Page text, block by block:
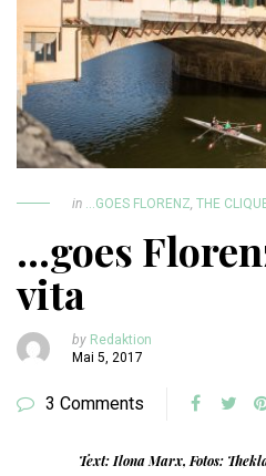
in ...GOES FLORENZ THE
…goes
vita
by Redaktion
Mai 5, 2017
3 Comments
Text: Ilona Marx, Fotos: